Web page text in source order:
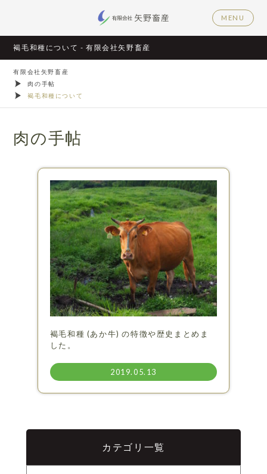
褐毛和種について - 有限会社矢野畜産
MENU
有限会社矢野畜産
肉の手帖
褐毛和種について
肉の手帖
褐毛和種 (あか牛) の特徴や歴史まとめま
した。
2019.05.13
カテゴリ一覧